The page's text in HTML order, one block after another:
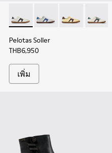
Pelotas Soller - K201608-
Pelotas Soller -
Pelotas
Pelotas Soller
THB6,950
เพิ่ม